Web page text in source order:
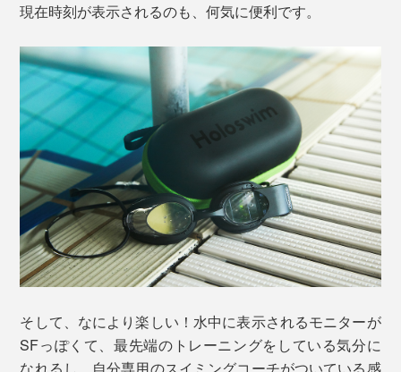
現在時刻が表示されるのも、何気に便利です。
そして、なにより楽しい！水中に表示されるモニターが
SFっぽくて、最先端のトレーニングをしている気分に
なれるし、自分専用のスイミングコーチがついている感